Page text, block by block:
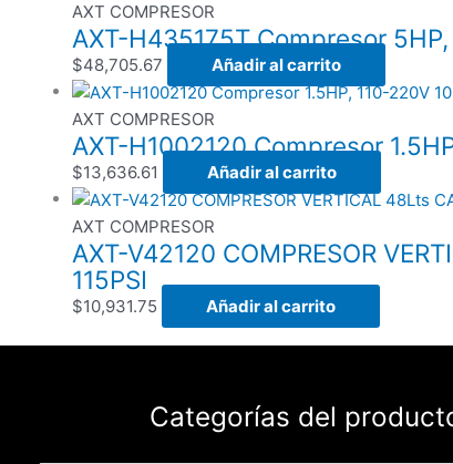
AXT COMPRESOR
AXT-H435175T Compresor 5HP,
$48,705.67 Añadir al carrito
AXT COMPRESOR
AXT-H1002120 Compresor
$13,636.61 Añadir al carrito
AXT COMPRESOR
AXT-V42120 COMPRESOR
115PSI
$10,931.75 Añadir al carrito
Categorías del